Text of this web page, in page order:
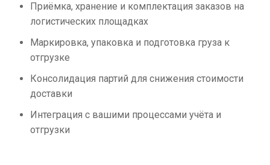
Приёмка, хранение и комплектация заказов на
логистических площадках
Маркировка, упаковка и подготовка груза к
отгрузке
Консолидация партий для снижения стоимости
доставки
Интеграция с вашими процессами учёта и
отгрузки